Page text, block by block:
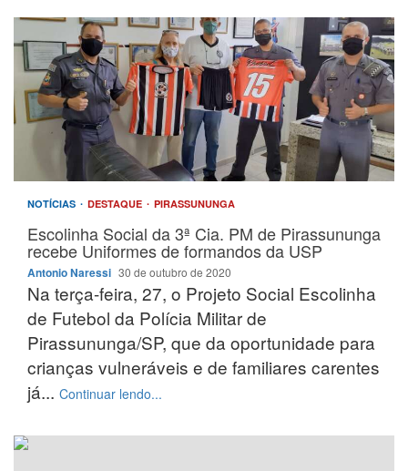
NOTÍCIAS DESTAQUE PIRASSUNUNGA
Escolinha Social da 3ª Cia. PM de Pirassununga
recebe Uniformes de formandos da USP
Antonio Naressi 30 de outubro de 2020
Na terça-feira, 27, o Projeto Social Escolinha
de Futebol da Polícia Militar de
Pirassununga/SP, que da oportunidade para
crianças vulneráveis e de familiares carentes
já... Continuar lendo...